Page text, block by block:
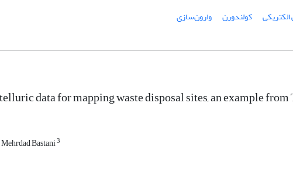
کولندورن
وارون‌سازی
data for mapping waste disposal sites, an example
Mehrdad Bastani3